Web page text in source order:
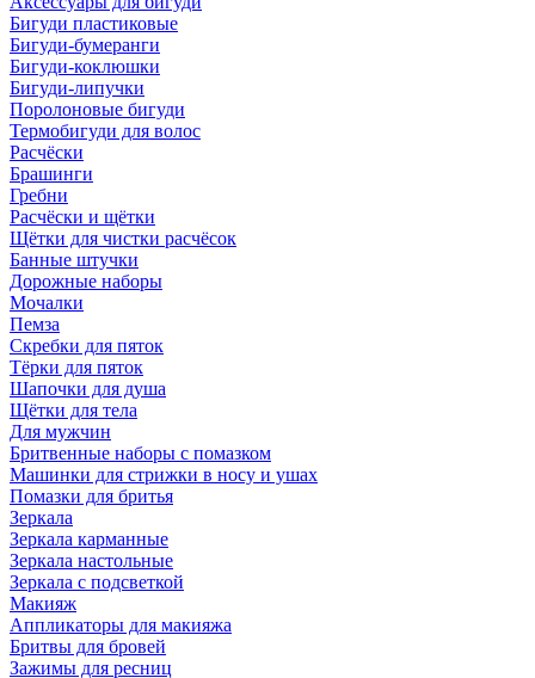
Бигуди пластиковые
Бигуди-бумеранги
Бигуди-коклюшки
Бигуди-липучки
Поролоновые бигуди
Термобигуди для волос
Расчёски
Брашинги
Гребни
Расчёски и щётки
Щётки для чистки расчёсок
Банные штучки
Дорожные наборы
Мочалки
Пемза
Скребки для пяток
Тёрки для пяток
Шапочки для душа
Щётки для тела
Для мужчин
Бритвенные наборы с помазком
Машинки для стрижки в носу и ушах
Помазки для бритья
Зеркала
Зеркала карманные
Зеркала настольные
Зеркала с подсветкой
Макияж
Аппликаторы для макияжа
Бритвы для бровей
Зажимы для ресниц